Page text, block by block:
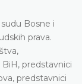
Bosne i
prava.
predstavnici
predstavnici